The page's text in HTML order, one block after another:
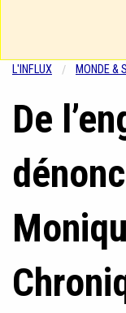
L'INFLUX MONDE &
De